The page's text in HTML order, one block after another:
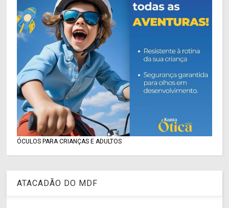
ÓCULOS PARA CRIANÇAS E ADULTOS
ATACADÃO DO MDF